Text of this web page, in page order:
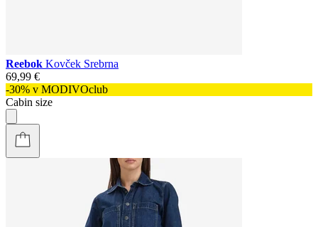
Reebok Kovček Srebrna
69,99 €
-30% v MODIVOclub
Cabin size